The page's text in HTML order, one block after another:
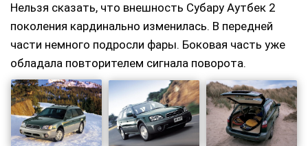
Нельзя сказать, что внешность Субару Аутбек 2
поколения кардинально изменилась. В передней
части немного подросли фары. Боковая часть уже
обладала повторителем сигнала поворота.